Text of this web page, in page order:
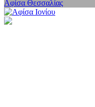
Αφίσα Θεσσαλίας